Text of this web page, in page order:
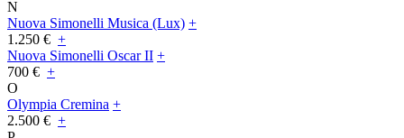
N
Nuova Simonelli Musica (Lux) +
1.250 € +
Nuova Simonelli Oscar II +
700 € +
O
Olympia Cremina +
2.500 € +